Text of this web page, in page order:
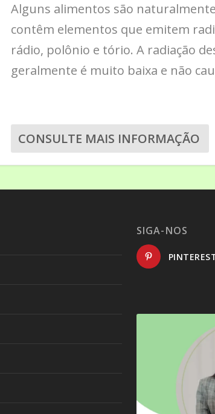
Alguns alimentos são
contêm elementos que emitem
rádio, polônio e tório. A radiação
geralmente é muito baixa e não
CONSULTE MAIS INFORMAÇÃO
SIGA-NOS